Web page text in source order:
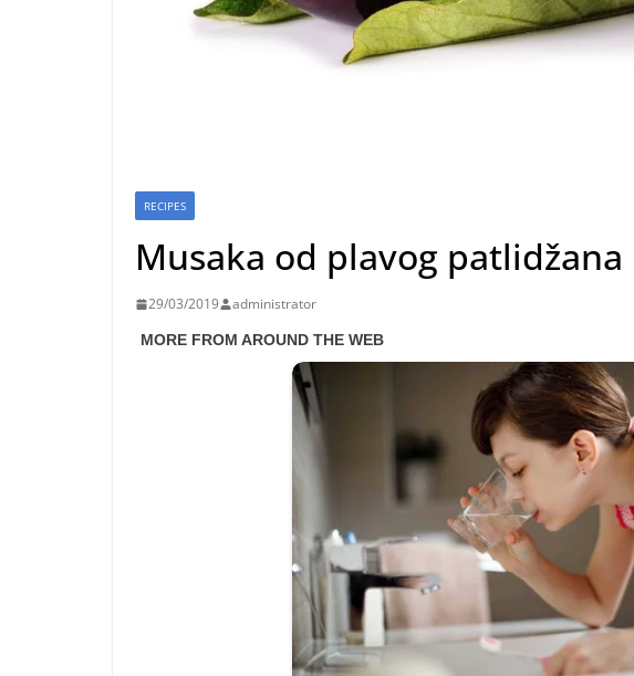
RECIPES
Musaka od plavog patlidžana
29/03/2019 administrator